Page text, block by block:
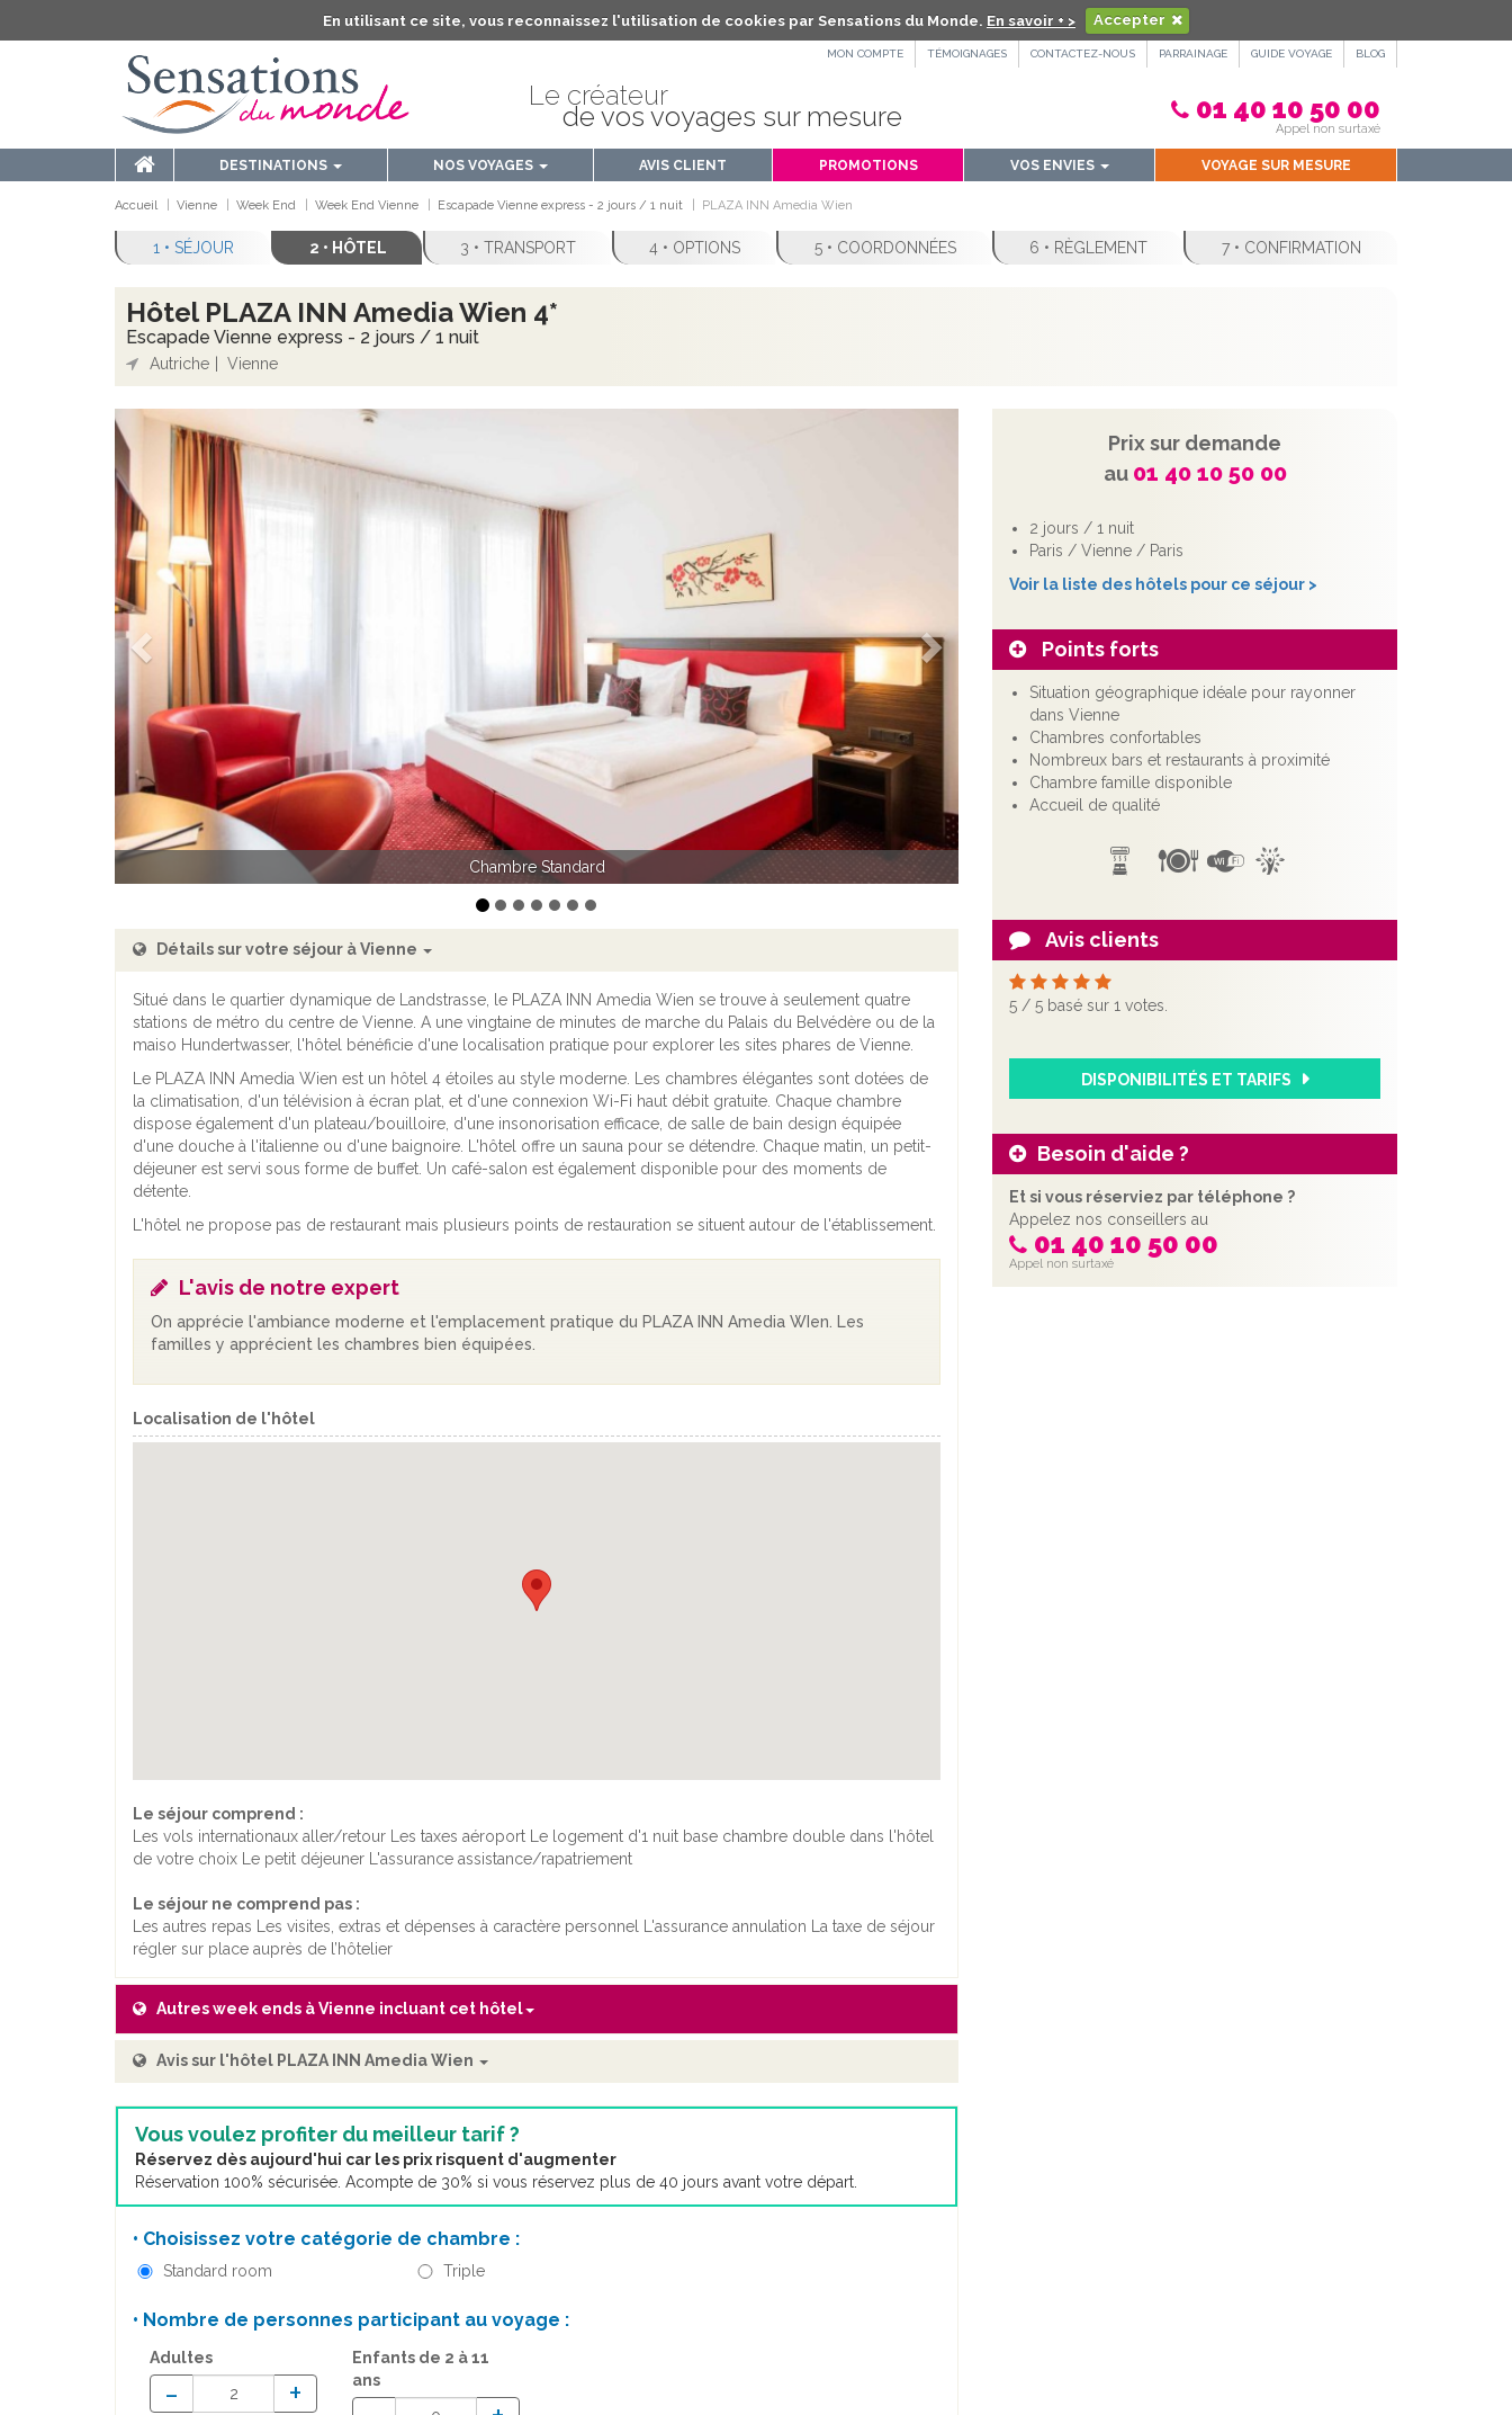
En utilisant ce site, vous reconnaissez l'utilisation de cookies par Sensations du Monde. En savoir + > Accepter
MON COMPTE TÉMOIGNAGES CONTACTEZ-NOUS PARRAINAGE GUIDE VOYAGE BLOG
Le créateur
de vos voyages sur mesure 01 40 10 50 00
Appel non surtaxé
DESTINATIONS NOS VOYAGES AVIS CLIENT PROMOTIONS VOS ENVIES VOYAGE SUR MESURE
Accueil Vienne Week End Week End Vienne Escapade Vienne express - 2 jours / 1 nuit PLAZA INN Amedia Wien
1 • SÉJOUR 2 • HÔTEL 3 • TRANSPORT 4 • OPTIONS 5 • COORDONNÉES 6 • RÈGLEMENT 7 • CONFIRMATION
Hôtel PLAZA INN Amedia Wien 4*
Escapade Vienne express - 2 jours / 1 nuit
Autriche Vienne
Prix sur demande
au 01 40 10 50 00
2 jours / 1 nuit
Paris / Vienne / Paris
Voir la liste des hôtels pour ce séjour >
Points forts
Situation géographique idéale pour rayonner
dans Vienne
Chambres confortables
Nombreux bars et restaurants à proximité
Chambre famille disponible
Accueil de qualité
Avis clients
5 / 5 basé sur 1 votes.
DISPONIBILITÉS ET TARIFS
Besoin d'aide ?
Et si vous réserviez par téléphone ?
Appelez nos conseillers au
01 40 10 50 00
Appel non surtaxé
Chambre Standard
Chambre Triple
Précédent
Détails sur votre séjour à Vienne
Situé dans le quartier dynamique de Landstrasse, le PLAZA INN Amedia Wien se trouve à seulement quatre
stations de métro du centre de Vienne. A une vingtaine de minutes de marche du Palais du Belvédère ou de la
maiso Hundertwasser, l'hôtel bénéficie d'une localisation pratique pour explorer les sites phares de Vienne.
Le PLAZA INN Amedia Wien est un hôtel 4 étoiles au style moderne. Les chambres élégantes sont dotées de
la climatisation, d'un télévision à écran plat, et d'une connexion Wi-Fi haut débit gratuite. Chaque chambre
dispose également d'un plateau/bouilloire, d'une insonorisation efficace, de salle de bain design équipée
d'une douche à l'italienne ou d'une baignoire. L'hôtel offre un sauna pour se détendre. Chaque matin, un petit-
déjeuner est servi sous forme de buffet. Un café-salon est également disponible pour des moments de
détente.
L'hôtel ne propose pas de restaurant mais plusieurs points de restauration se situent autour de l'établissement.
L'avis de notre expert
On apprécie l'ambiance moderne et l'emplacement pratique du PLAZA INN Amedia WIen. Les
familles y apprécient les chambres bien équipées.
Localisation de l'hôtel
Le séjour comprend :
Les vols internationaux aller/retour Les taxes aéroport Le logement d'1 nuit base chambre double dans l'hôtel
de votre choix Le petit déjeuner L'assurance assistance/rapatriement
Le séjour ne comprend pas :
Les autres repas Les visites, extras et dépenses à caractère personnel L'assurance annulation La taxe de séjour
régler sur place auprès de l’hôtelier
Autres week ends à Vienne incluant cet hôtel
Avis sur l'hôtel PLAZA INN Amedia Wien
Vous voulez profiter du meilleur tarif ?
Réservez dès aujourd'hui car les prix risquent d'augmenter
Réservation 100% sécurisée. Acompte de 30% si vous réservez plus de 40 jours avant votre départ.
• Choisissez votre catégorie de chambre :
Standard room Triple
• Nombre de personnes participant au voyage :
Adultes
- +
Enfants de 2 à 11
ans